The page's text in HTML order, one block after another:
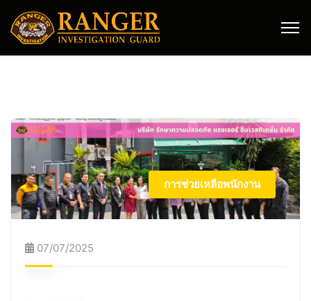
การช่วยเหลือพนักงาน
07/07/2025